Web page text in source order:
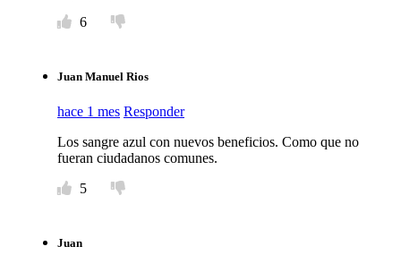
6
Juan Manuel Rios
hace 1 mes Responder
Los sangre azul con nuevos beneficios. Como que no
fueran ciudadanos comunes.
5
Juan